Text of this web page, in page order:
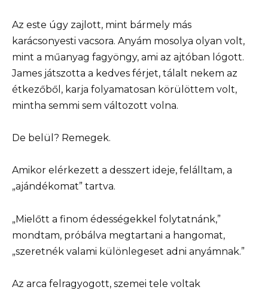
Az este úgy zajlott, mint bármely más
karácsonyesti vacsora. Anyám mosolya olyan volt,
mint a műanyag fagyöngy, ami az ajtóban lógott.
James játszotta a kedves férjet, tálalt nekem az
étkezőből, karja folyamatosan körülöttem volt,
mintha semmi sem változott volna.
De belül? Remegek.
Amikor elérkezett a desszert ideje, felálltam, a
„ajándékomat” tartva.
„Mielőtt a finom édességekkel folytatnánk,”
mondtam, próbálva megtartani a hangomat,
„szeretnék valami különlegeset adni anyámnak.”
Az arca felragyogott, szemei tele voltak